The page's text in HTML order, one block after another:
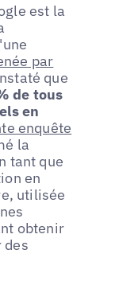
est la
par
que
de tous
en
enquête
la
tant que
en
utilisée
obtenir
des